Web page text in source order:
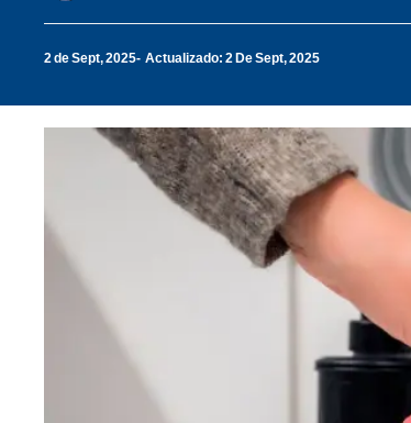
2 de Sept, 2025 Actualizado: 2 De Sept, 2025